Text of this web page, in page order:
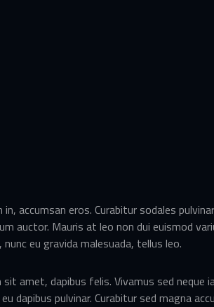
accumsan eros. Curabitur sodales
auctor. Mauris at leo non dui euismod
eu gravida malesuada, tellus leo.
amet, dapibus felis. Vivamus sed neque
dapibus pulvinar. Curabitur sed magna